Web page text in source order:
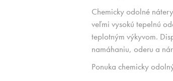
Chemicky odolné
veľmi vysokú tepelnú
teplotným výkyvom.
namáhaniu, oderu a
Ponuka chemicky